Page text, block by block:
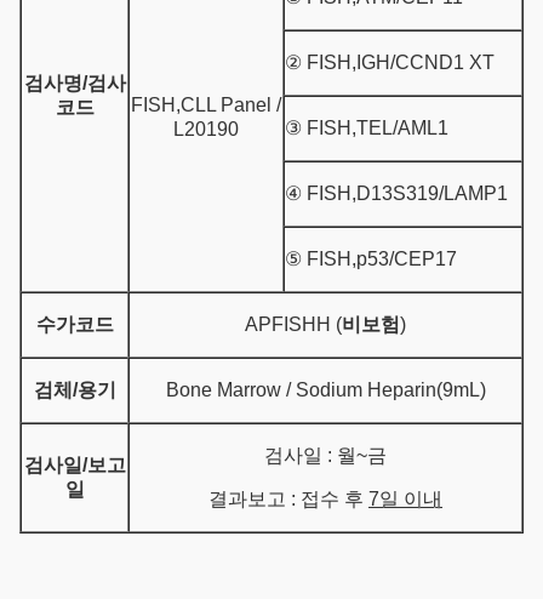
검사명/검사
코드
FISH,CLL Panel /
L20190
② FISH,IGH/CCND1 XT
③ FISH,TEL/AML1
④ FISH,D13S319/LAMP1
⑤ FISH,p53/CEP17
수가코드 APFISHH (비보험)
검체/용기 Bone Marrow / Sodium Heparin(9mL)
검사일/보고
일
검사일 : 월~금
결과보고 : 접수 후 7일 이내